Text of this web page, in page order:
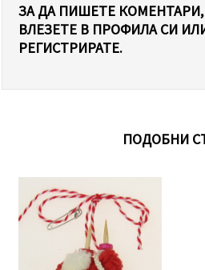
ЗА ДА ПИШЕТЕ
ВЛЕЗЕТЕ В ПРОФИЛА СИ
РЕГИСТРИРАТЕ.
ПОДОБНИ